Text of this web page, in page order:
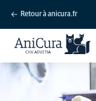
Retour à anicura.fr